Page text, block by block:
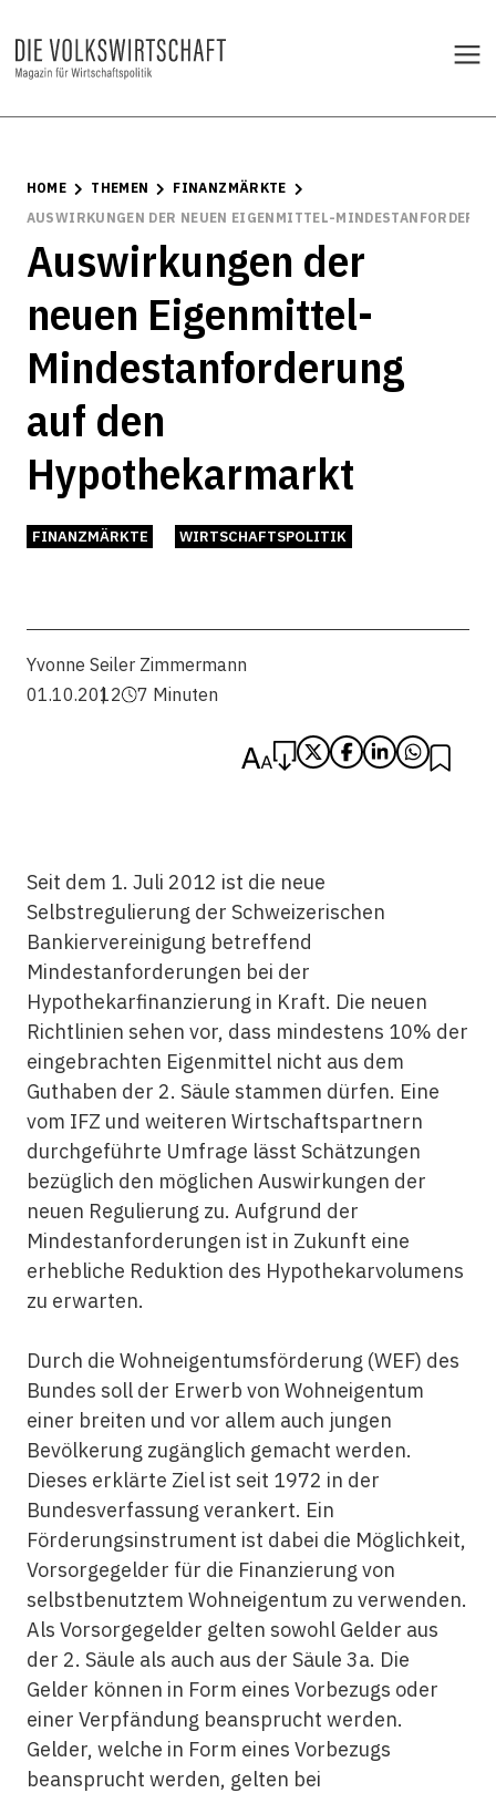
HOME THEMEN
FINANZMÄRKTE
AUSWIRKUNGEN DER NEUEN EIGENMITTEL-
Auswirkungen der
neuen Eigenmittel-
Mindestanforderung
auf den
Hypothekarmarkt
FINANZMÄRKTE WIRTSCHAFTSPOLITIK
Yvonne Seiler Zimmermann
01.10.2012
7 Minuten
Seit dem 1. Juli 2012 ist die neue
Selbstregulierung der Schweizerischen
Bankiervereinigung betreffend
Mindestanforderungen bei der
Hypothekarfinanzierung in Kraft. Die neuen
Richtlinien sehen vor, dass mindestens 10% der
eingebrachten Eigenmittel nicht aus dem
Guthaben der 2. Säule stammen dürfen. Eine
vom IFZ und weiteren Wirtschaftspartnern
durchgeführte Umfrage lässt Schätzungen
bezüglich den möglichen Auswirkungen der
neuen Regulierung zu. Aufgrund der
Mindestanforderungen ist in Zukunft eine
erhebliche Reduktion des Hypothekarvolumens
zu erwarten.
Durch die Wohneigentumsförderung (WEF) des
Bundes soll der Erwerb von Wohneigentum
einer breiten und vor allem auch jungen
Bevölkerung zugänglich gemacht werden.
Dieses erklärte Ziel ist seit 1972 in der
Bundesverfassung verankert. Ein
Förderungsinstrument ist dabei die Möglichkeit,
Vorsorgegelder für die Finanzierung von
selbstbenutztem Wohneigentum zu verwenden.
Als Vorsorgegelder gelten sowohl Gelder aus
der 2. Säule als auch aus der Säule 3a. Die
Gelder können in Form eines Vorbezugs oder
einer Verpfändung beansprucht werden.
Gelder, welche in Form eines Vorbezugs
beansprucht werden, gelten bei